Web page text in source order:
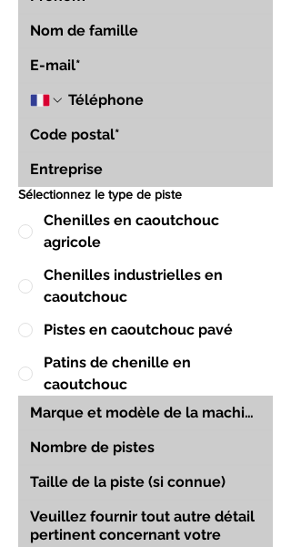
Sélectionnez le type de piste
Chenilles en caoutchouc
agricole
Chenilles industrielles en
caoutchouc
Pistes en caoutchouc pavé
Patins de chenille en
caoutchouc